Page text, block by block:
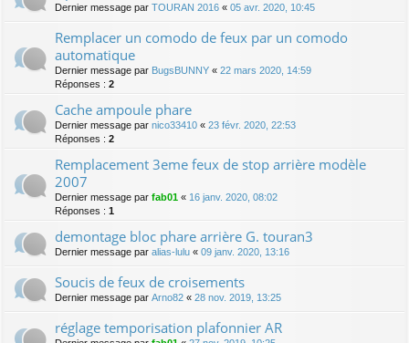
Dernier message par TOURAN 2016 « 05 avr. 2020, 10:45
Remplacer un comodo de feux par un comodo
automatique
Dernier message par BugsBUNNY « 22 mars 2020, 14:59
Réponses : 2
Cache ampoule phare
Dernier message par nico33410 « 23 févr. 2020, 22:53
Réponses : 2
Remplacement 3eme feux de stop arrière modèle
2007
Dernier message par fab01 « 16 janv. 2020, 08:02
Réponses : 1
demontage bloc phare arrière G. touran3
Dernier message par alias-lulu « 09 janv. 2020, 13:16
Soucis de feux de croisements
Dernier message par Arno82 « 28 nov. 2019, 13:25
réglage temporisation plafonnier AR